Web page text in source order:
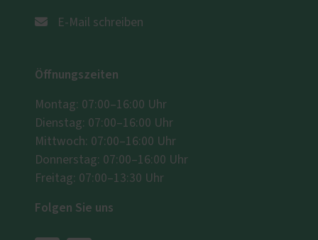
E-Mail schreiben
Öffnungszeiten
Montag: 07:00–16:00 Uhr
Dienstag: 07:00–16:00 Uhr
Mittwoch: 07:00–16:00 Uhr
Donnerstag: 07:00–16:00 Uhr
Freitag: 07:00–13:30 Uhr
Folgen Sie uns